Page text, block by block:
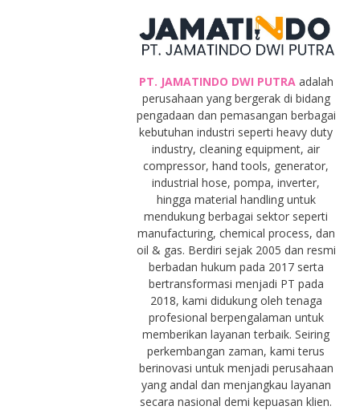
PT. JAMATINDO DWI PUTRA adalah
perusahaan yang bergerak di bidang
pengadaan dan pemasangan berbagai
kebutuhan industri seperti heavy duty
industry, cleaning equipment, air
compressor, hand tools, generator,
industrial hose, pompa, inverter,
hingga material handling untuk
mendukung berbagai sektor seperti
manufacturing, chemical process, dan
oil & gas. Berdiri sejak 2005 dan resmi
berbadan hukum pada 2017 serta
bertransformasi menjadi PT pada
2018, kami didukung oleh tenaga
profesional berpengalaman untuk
memberikan layanan terbaik. Seiring
perkembangan zaman, kami terus
berinovasi untuk menjadi perusahaan
yang andal dan menjangkau layanan
secara nasional demi kepuasan klien.